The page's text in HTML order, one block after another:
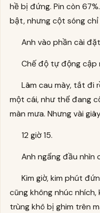
hề bị đứng. Pin còn
bật, nhưng cột sóng
Anh vào phần cài
Chế độ tự động cập
Lâm cau mày, tắt đi
một cái, như thể đang
màn mưa. Nhưng vài
12 giờ 15.
Anh ngẩng đầu nhìn
Kim giờ, kim phút
cũng không nhúc
trùng khô bị ghim trên